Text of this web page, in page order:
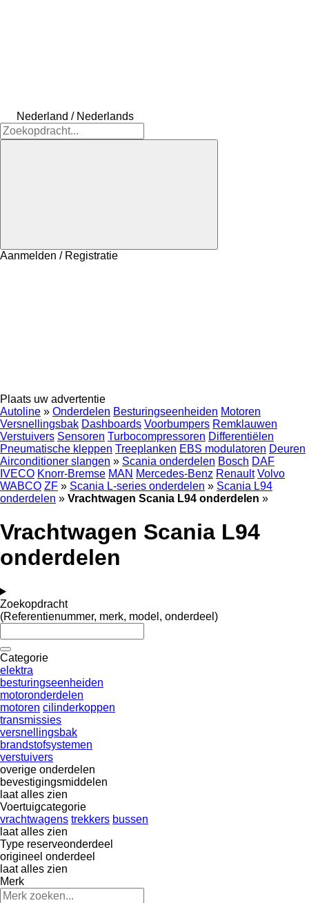
Nederland / Nederlands
Aanmelden / Registratie
Plaats uw advertentie
Autoline » Onderdelen Besturingseenheiden Motoren
Versnellingsbak Dashboards Voorbumpers Remklauwen
Verstuivers Sensoren Turbocompressoren Differentiëlen
Pneumatische kleppen Treeplanken EBS modulatoren Deuren
Airconditioner slangen » Scania onderdelen Bosch DAF
IVECO Knorr-Bremse MAN Mercedes-Benz Renault Volvo
WABCO ZF » Scania L-series onderdelen » Scania L94
onderdelen » Vrachtwagen Scania L94 onderdelen »
Vrachtwagen Scania L94
onderdelen
Zoekopdracht
(Referentienummer, merk, model, onderdeel)
Categorie
elektra
besturingseenheiden
motoronderdelen
motoren cilinderkoppen
transmissies
versnellingsbak
brandstofsystemen
verstuivers
overige onderdelen
bevestigingsmiddelen
laat alles zien
Voertuigcategorie
vrachtwagens trekkers bussen
laat alles zien
Type reserveonderdeel
origineel onderdeel
laat alles zien
Merk